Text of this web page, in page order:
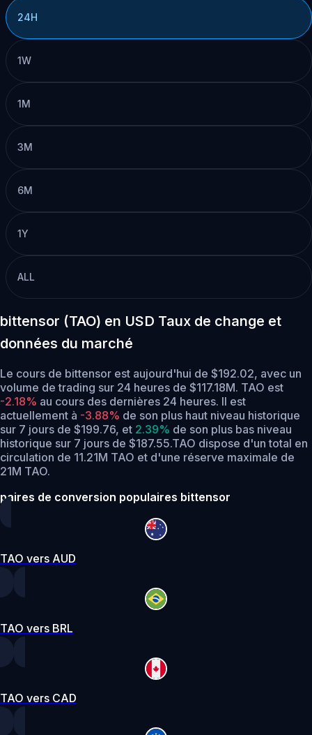
24H
1W
1M
3M
6M
1Y
ALL
bittensor (TAO) en USD Taux de change et
données du marché
Le cours de bittensor est aujourd'hui de $192.02, avec un
volume de trading sur 24 heures de $117.18M. TAO est
-2.18% au cours des dernières 24 heures. Il est
actuellement à -3.88% de son plus haut niveau historique
sur 7 jours de $199.76, et 2.39% de son plus bas niveau
historique sur 7 jours de $187.55.TAO dispose d'un total en
circulation de 11.21M TAO et d'une réserve maximale de
21M TAO.
paires de conversion populaires bittensor
TAO vers AUD
TAO vers BRL
TAO vers CAD